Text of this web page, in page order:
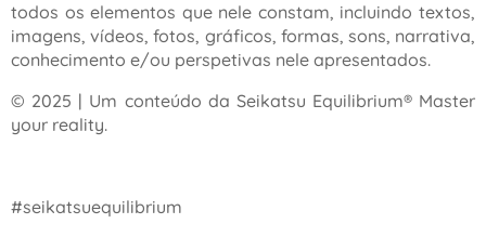
todos os elementos que nele constam, incluindo textos,
imagens, vídeos, fotos, gráficos, formas, sons, narrativa,
conhecimento e/ou perspetivas nele apresentados.
© 2025 | Um conteúdo da Seikatsu Equilibrium® Master
your reality.
#seikatsuequilibrium